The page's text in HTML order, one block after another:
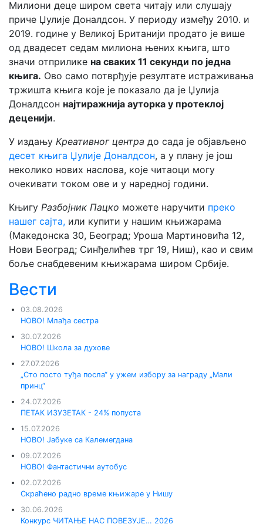
Милиони деце широм света читају или слушају
приче Џулије Доналдсон. У периоду између 2010. и
2019. године у Великој Британији продато је више
од двадесет седам милиона њених књига, што
значи отприлике на сваких 11 секунди по једна
књига. Ово само потврђује резултате истраживања
тржишта књига које је показало да је Џулија
Доналдсон најтиражнија ауторка у протеклој
деценији.
У издању Креативног центра до сада је објављено
десет књига Џулије Доналдсон, а у плану је још
неколико нових наслова, које читаоци могу
очекивати током ове и у наредној години.
Књигу Разбојник Пацко можете наручити преко
нашег сајта, или купити у нашим књижарама
(Македонска 30, Београд; Уроша Мартиновића 12,
Нови Београд; Синђелићев трг 19, Ниш), као и свим
боље снабдевеним књижарама широм Србије.
Вести
03.08.2026
НОВО! Млађа сестра
30.07.2026
НОВО! Школа за духове
27.07.2026
„Сто посто туђа посла“ у ужем избору за награду „Мали
принц“
24.07.2026
ПЕТАК ИЗУЗЕТАК - 24% попуста
15.07.2026
НОВО! Јабуке са Калемегдана
09.07.2026
НОВО! Фантастични аутобус
02.07.2026
Скраћено радно време књижаре у Нишу
30.06.2026
Конкурс ЧИТАЊЕ НАС ПОВЕЗУЈЕ… 2026